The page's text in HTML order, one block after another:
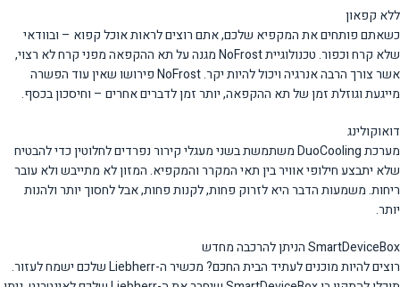
ללא קפאון
כשאתם פותחים את המקפיא שלכם, אתם רוצים לראות אוכל קפוא – ובוודאי
שלא קרח וכפור. טכנולוגיית NoFrost מגנה על תא ההקפאה מפני קרח לא רצוי,
אשר צורך הרבה אנרגיה ויכול להיות יקר. NoFrost פירושו שאין עוד הפשרה
מייגעת וגוזלת זמן של תא ההקפאה, יותר זמן לדברים אחרים – וחיסכון בכסף.
דואוקולינג
מערכת DuoCooling משתמשת בשני מעגלי קירור נפרדים לחלוטין כדי להבטיח
שלא יתבצע חילופי אוויר בין תאי המקרר והמקפיא. המזון לא מתייבש ולא עובר
ריחות. משמעות הדבר היא לזרוק פחות, לקנות פחות, אבל לחסוך יותר ולהנות
יותר.
SmartDeviceBox הניתן להרכבה מחדש
רוצים להיות מוכנים לעתיד הבית החכם? מכשיר ה-Liebherr שלכם ישמח לעזור.